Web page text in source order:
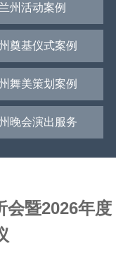
兰州活动案例
奠基仪式案例
舞美策划案例
晚会演出服务
会暨2026年度